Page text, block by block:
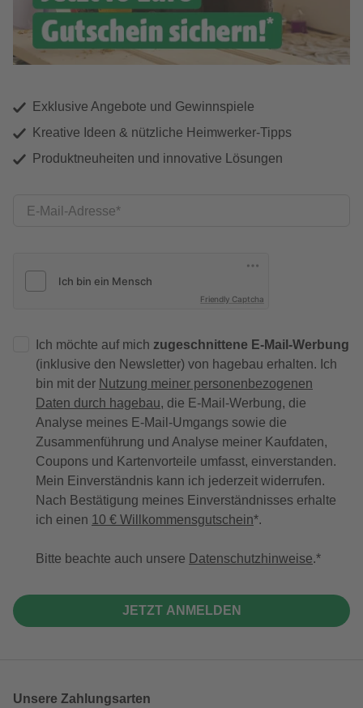
Exklusive Angebote und Gewinnspiele
Kreative Ideen & nützliche Heimwerker-Tipps
Produktneuheiten und innovative Lösungen
E-Mail-Adresse
Friendly Captcha
Ich möchte auf mich zugeschnittene E-Mail-Werbung
(inklusive den Newsletter) von hagebau erhalten. Ich
bin mit der Nutzung meiner personenbezogenen
Daten durch hagebau, die E-Mail-Werbung, die
Analyse meines E-Mail-Umgangs sowie die
Zusammenführung und Analyse meiner Kaufdaten,
Coupons und Kartenvorteile umfasst, einverstanden.
Mein Einverständnis kann ich jederzeit widerrufen.
Nach Bestätigung meines Einverständnisses erhalte
ich einen 10 € Willkommensgutschein*.
Bitte beachte auch unsere Datenschutzhinweise.
JETZT ANMELDEN
Unsere Zahlungsarten